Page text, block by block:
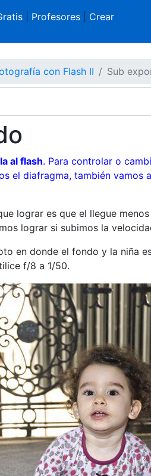
| Profesores| Crear
con Flash II Sub
al flash. Para controlar o
el diafragma, también vamos
lograr es que el llegue
lograr si subimos la
en donde el fondo y la niña
f/8 a 1/50.